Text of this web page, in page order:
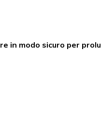
in modo sicuro per